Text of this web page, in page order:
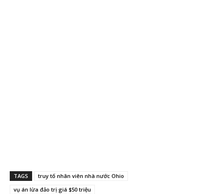
TAGS
truy tố nhân viên nhà nước Ohio
vụ án lừa đảo trị giá $50 triệu